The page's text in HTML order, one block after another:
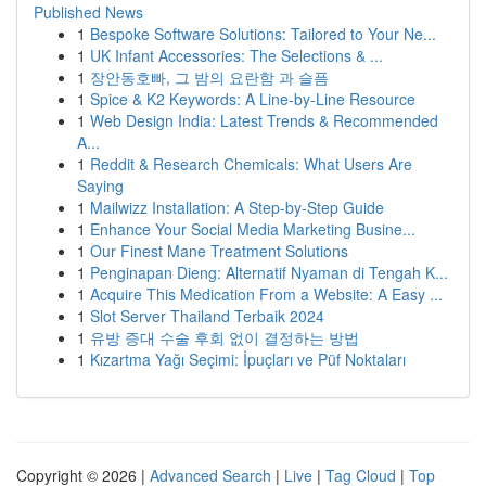
Published News
1 Bespoke Software Solutions: Tailored to Your Ne...
1 UK Infant Accessories: The Selections & ...
1 장안동호빠, 그 밤의 요란함 과 슬픔
1 Spice & K2 Keywords: A Line-by-Line Resource
1 Web Design India: Latest Trends & Recommended
A...
1 Reddit & Research Chemicals: What Users Are
Saying
1 Mailwizz Installation: A Step-by-Step Guide
1 Enhance Your Social Media Marketing Busine...
1 Our Finest Mane Treatment Solutions
1 Penginapan Dieng: Alternatif Nyaman di Tengah K...
1 Acquire This Medication From a Website: A Easy ...
1 Slot Server Thailand Terbaik 2024
1 유방 증대 수술 후회 없이 결정하는 방법
1 Kızartma Yağı Seçimi: İpuçları ve Püf Noktaları
Copyright © 2026 | Advanced Search | Live | Tag Cloud | Top